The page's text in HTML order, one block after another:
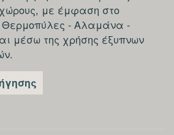
χώρους, με έμφαση στο
Θερμοπύλες - Αλαμάνα -
μέσω της χρήσης έξυπνων